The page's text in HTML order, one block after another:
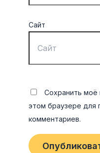
Сайт
Сохранить моё
этом браузере
комментариев.